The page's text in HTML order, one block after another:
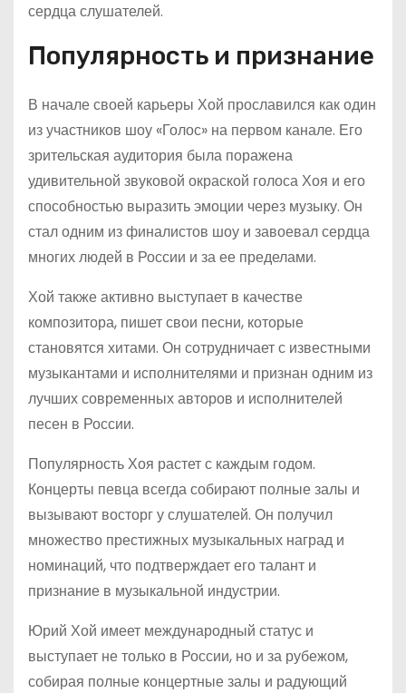
сердца слушателей.
Популярность и признание
В начале своей карьеры Хой прославился как один
из участников шоу «Голос» на первом канале. Его
зрительская аудитория была поражена
удивительной звуковой окраской голоса Хоя и его
способностью выразить эмоции через музыку. Он
стал одним из финалистов шоу и завоевал сердца
многих людей в России и за ее пределами.
Хой также активно выступает в качестве
композитора, пишет свои песни, которые
становятся хитами. Он сотрудничает с известными
музыкантами и исполнителями и признан одним из
лучших современных авторов и исполнителей
песен в России.
Популярность Хоя растет с каждым годом.
Концерты певца всегда собирают полные залы и
вызывают восторг у слушателей. Он получил
множество престижных музыкальных наград и
номинаций, что подтверждает его талант и
признание в музыкальной индустрии.
Юрий Хой имеет международный статус и
выступает не только в России, но и за рубежом,
собирая полные концертные залы и радующий